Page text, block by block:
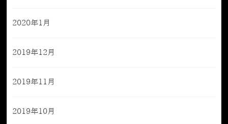
2020年1月
2019年12月
2019年11月
2019年10月